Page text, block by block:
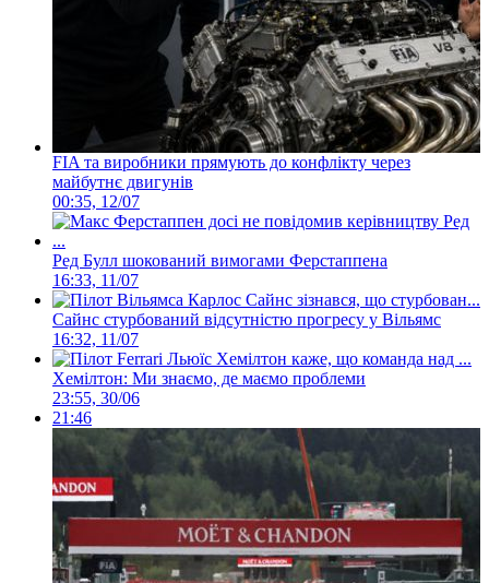
FIA та виробники прямують до конфлікту через
майбутнє двигунів
00:35, 12/07
Ред Булл шокований вимогами Ферстаппена
16:33, 11/07
Сайнс стурбований відсутністю прогресу у Вільямс
16:32, 11/07
Хемілтон: Ми знаємо, де маємо проблеми
23:55, 30/06
21:46